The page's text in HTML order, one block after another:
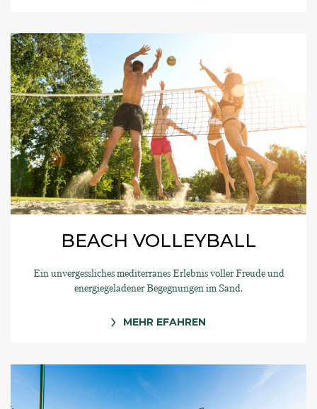
BEACH VOLLEYBALL
Ein unvergessliches mediterranes Erlebnis voller Freude und
energiegeladener Begegnungen im Sand.
MEHR EFAHREN